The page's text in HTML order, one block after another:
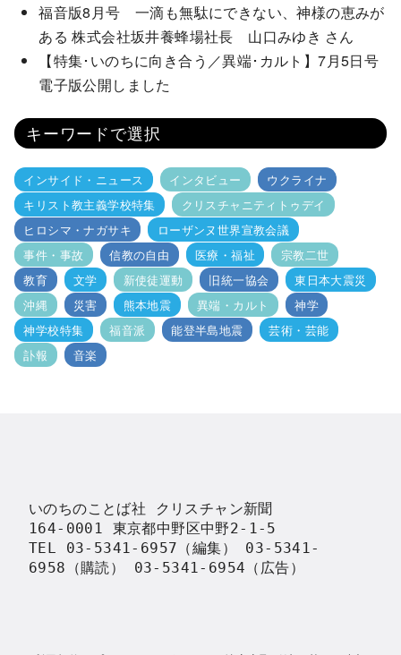
福音版8月号 一滴も無駄にできない、神様の恵みが
ある 株式会社坂井養蜂場社長 山口みゆき さん
【特集･いのちに向き合う／異端･カルト】7月5日号
電子版公開しました
キーワードで選択
インサイド・ニュース インタビュー
ウクライナ
キリスト教主義学校特集
クリスチャニティトゥデイ
ヒロシマ・ナガサキ
ローザンヌ世界宣教会議
事件・事故
信教の自由 医療・福祉
宗教二世
教育
文学 新使徒運動 旧統一協会
東日本大震災
沖縄
災害 熊本地震 異端・カルト
神学
神学校特集
福音派 能登半島地震
芸術・芸能
訃報
音楽
いのちのことば社 クリスチャン新聞
164-0001 東京都中野区中野2-1-5
TEL 03-5341-6957（編集） 03-5341-
6958（購読） 03-5341-6954（広告）